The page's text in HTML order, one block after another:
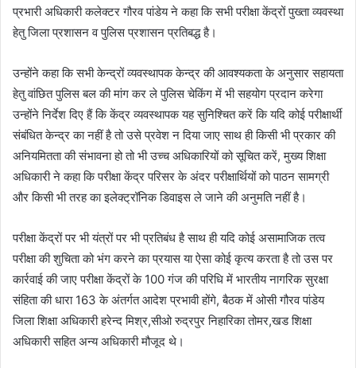
प्रभारी अधिकारी कलेक्टर गौरव पांडेय ने कहा कि सभी परीक्षा केंद्रों पुख्ता व्यवस्था
हेतु जिला प्रशासन व पुलिस प्रशासन प्रतिबद्ध है।
उन्होंने कहा कि सभी केन्द्रों व्यवस्थापक केन्द्र की आवश्यकता के अनुसार सहायता
हेतु वांछित पुलिस बल की मांग कर ले पुलिस चेकिंग में भी सहयोग प्रदान करेगा
उन्होंने निर्देश दिए हैं कि केंद्र व्यवस्थापक यह सुनिश्चित करें कि यदि कोई परीक्षार्थी
संबंधित केन्द्र का नहीं है तो उसे प्रवेश न दिया जाए साथ ही किसी भी प्रकार की
अनियमितता की संभावना हो तो भी उच्च अधिकारियों को सूचित करें, मुख्य शिक्षा
अधिकारी ने कहा कि परीक्षा केंद्र परिसर के अंदर परीक्षार्थियों को पाठन सामग्री
और किसी भी तरह का इलेक्ट्रॉनिक डिवाइस ले जाने की अनुमति नहीं है।
परीक्षा केंद्रों पर भी यंत्रों पर भी प्रतिबंध है साथ ही यदि कोई असामाजिक तत्व
परीक्षा की शुचिता को भंग करने का प्रयास या ऐसा कोई कृत्य करता है तो उस पर
कार्रवाई की जाए परीक्षा केंद्रों के 100 गंज की परिधि में भारतीय नागरिक सुरक्षा
संहिता की धारा 163 के अंतर्गत आदेश प्रभावी होंगे, बैठक में ओसी गौरव पांडेय
जिला शिक्षा अधिकारी हरेन्द मिश्र,सीओ रुद्रपुर निहारिका तोमर,खड शिक्षा
अधिकारी सहित अन्य अधिकारी मौजूद थे।